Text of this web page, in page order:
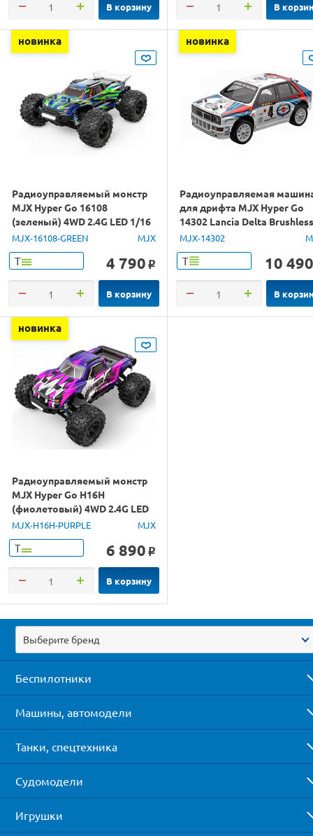
В корзину В
новинка
Радиоуправляемый монстр
MJX Hyper Go 16108
(зеленый) 4WD 2.4G LED 1/16
RTR
MJX-16108-GREEN MJX
Т 4 790 o
В корзину
новинка
Радиоуправляемая
для дрифта MJX Hyper Go
14302 Lancia Delta Brushless
4WD 2.4G LED 1/14 RTR
MJX-14302
Т 10 490
В
новинка
Радиоуправляемый монстр
MJX Hyper Go H16H
(фиолетовый) 4WD 2.4G LED
GPS 1/16 RTR
MJX-H16H-PURPLE MJX
Т 6 890 o
В корзину
Выберите бренд
Беспилотники
Машины, автомодели
Танки, спецтехника
Судомодели
Игрушки